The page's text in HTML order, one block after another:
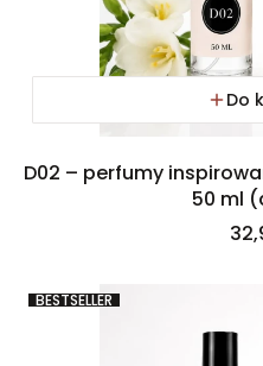
Do
D02 – perfumy
50 ml
BESTSELLER